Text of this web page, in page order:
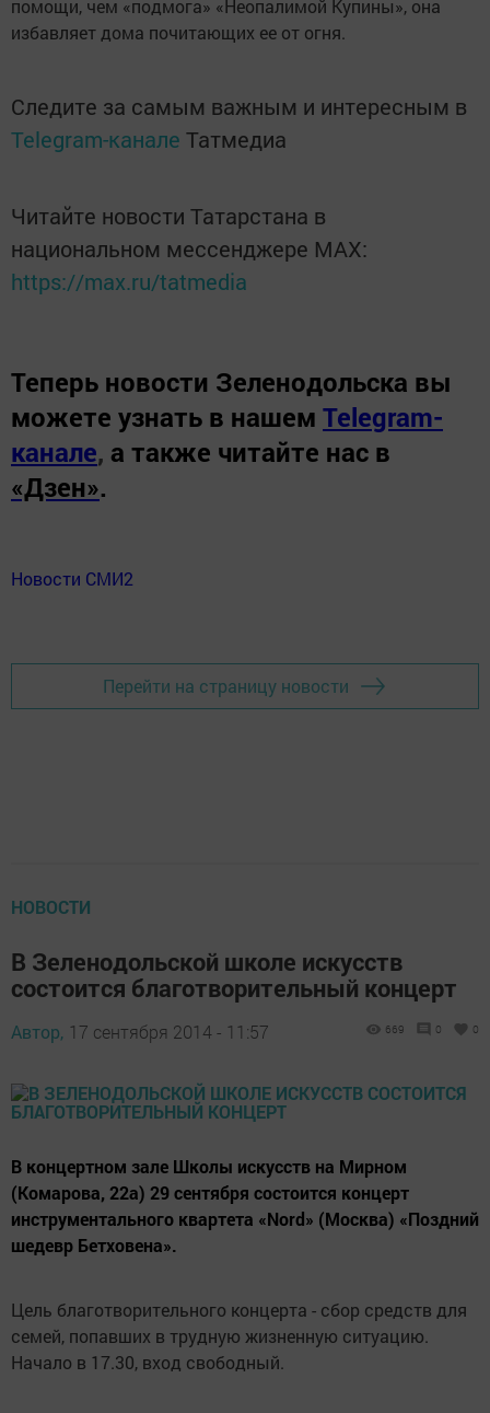
помощи, чем «подмога» «Неопалимой Купины», она
избавляет дома почитающих ее от огня.
Следите за самым важным и интересным в
Telegram-канале Татмедиа
Читайте новости Татарстана в
национальном мессенджере MАХ:
https://max.ru/tatmedia
Теперь новости Зеленодольска вы
можете узнать в нашем Telegram-
канале, а также читайте нас в
«Дзен».
Новости СМИ2
Перейти на страницу новости
НОВОСТИ
В Зеленодольской школе искусств
состоится благотворительный концерт
Автор, 17 сентября 2014 - 11:57 669 0 0
В концертном зале Школы искусств на Мирном
(Комарова, 22а) 29 сентября состоится концерт
инструментального квартета «Nord» (Москва) «Поздний
шедевр Бетховена».
Цель благотворительного концерта - сбор средств для
семей, попавших в трудную жизненную ситуацию.
Начало в 17.30, вход свободный.